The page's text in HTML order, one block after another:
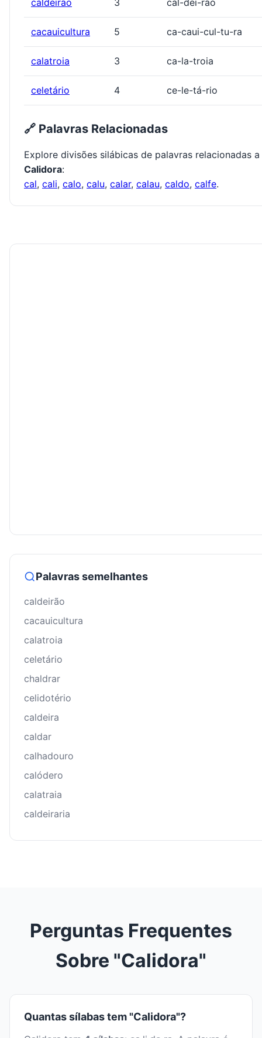
caldeirão 3 cal-dei-rão
cacauicultura 5 ca-caui-cul-tu-ra
calatroia 3 ca-la-troia
celetário 4 ce-le-tá-rio
🔗 Palavras Relacionadas
Explore divisões silábicas de palavras relacionadas a
Calidora:
cal, cali, calo, calu, calar, calau, caldo, calfe.
Palavras semelhantes
caldeirão
cacauicultura
calatroia
celetário
chaldrar
celidotério
caldeira
caldar
calhadouro
calódero
calatraia
caldeiraria
Perguntas Frequentes
Sobre "Calidora"
Quantas sílabas tem "Calidora"?